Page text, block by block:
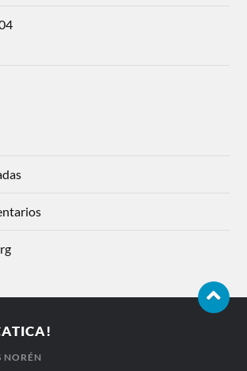
NORÉN